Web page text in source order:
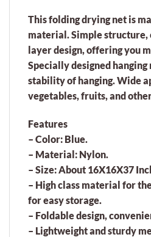
This folding drying net is
material. Simple structure,
layer design, offering you
Specially designed hanging
stability of hanging. Wide
vegetables, fruits, and
Features
– Color: Blue.
– Material: Nylon.
– Size: About 16X16X37
– High class material for
for easy storage.
– Foldable design,
– Lightweight and sturdy